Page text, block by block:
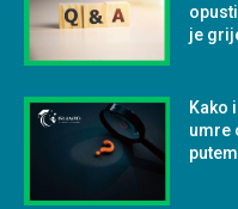
je
Kako
umre